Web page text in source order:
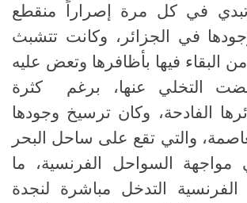
في كل مرة إصراراً منقطع
في الجزائر، وكانت تتشبث
البقاء فيها بأظافرها وتعض عليه
التخلي عنها، برغم كثرة
الفادحة، وكان ترسيخ وجودها
والتي تقع على ساحل البحر
مواجهة السواحل الفرنسية، ما
التدخل مباشرة لنجدة